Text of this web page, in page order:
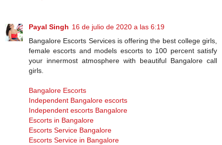
Payal Singh 16 de julio de 2020 a las 6:19
Bangalore Escorts Services is offering the best college girls,
female escorts and models escorts to 100 percent satisfy
your innermost atmosphere with beautiful Bangalore call
girls.
Bangalore Escorts
Independent Bangalore escorts
Independent escorts Bangalore
Escorts in Bangalore
Escorts Service Bangalore
Escorts Service in Bangalore